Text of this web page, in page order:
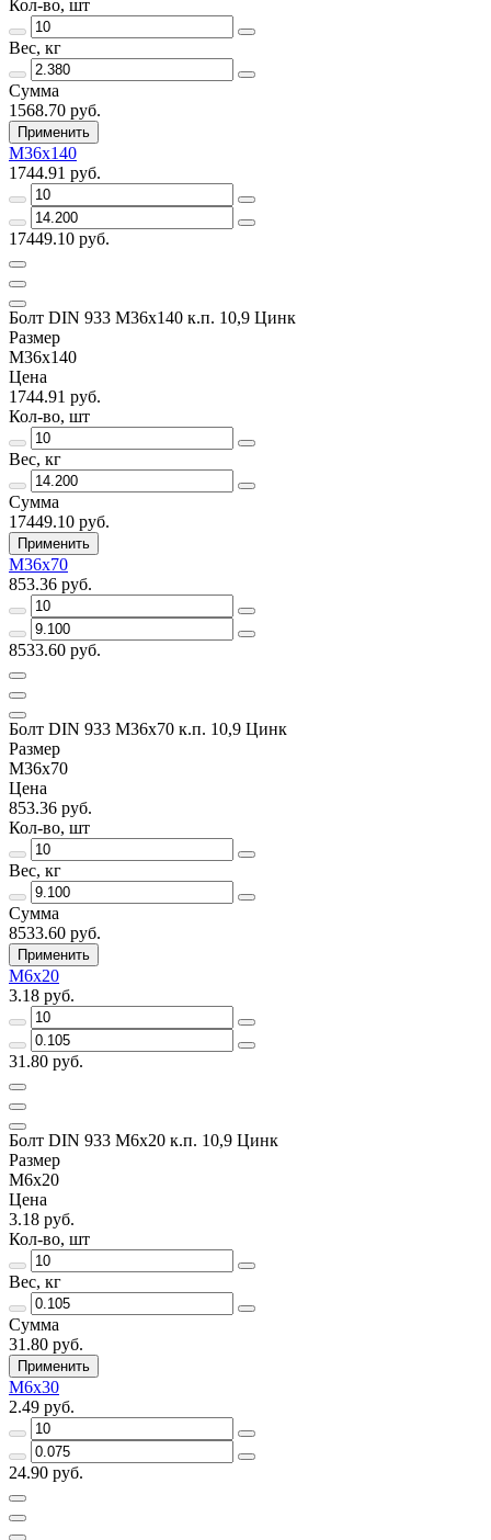
Кол-во, шт
Вес, кг
Сумма
1568.70 руб.
Применить
М36х140
1744.91 руб.
17449.10 руб.
Болт DIN 933 М36х140 к.п. 10,9 Цинк
Размер
М36х140
Цена
1744.91 руб.
Кол-во, шт
Вес, кг
Сумма
17449.10 руб.
Применить
М36х70
853.36 руб.
8533.60 руб.
Болт DIN 933 М36х70 к.п. 10,9 Цинк
Размер
М36х70
Цена
853.36 руб.
Кол-во, шт
Вес, кг
Сумма
8533.60 руб.
Применить
М6х20
3.18 руб.
31.80 руб.
Болт DIN 933 М6х20 к.п. 10,9 Цинк
Размер
М6х20
Цена
3.18 руб.
Кол-во, шт
Вес, кг
Сумма
31.80 руб.
Применить
М6х30
2.49 руб.
24.90 руб.